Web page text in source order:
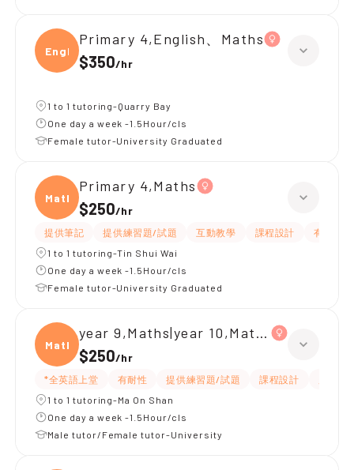
Engli
Primary 4,English、Maths
$350/hr
1 to 1 tutoring-Quarry Bay
One day a week -1.5Hour/cls
Female tutor-University Graduated
Maths
Primary 4,Maths
$250/hr
提供筆記 提供練習題/試題 互動教學 課程設計
有耐性
1 to 1 tutoring-Tin Shui Wai
One day a week -1.5Hour/cls
Female tutor-University Graduated
Maths
year 9,Maths|year 10,Maths
$250/hr
*全英語上堂 有耐性 提供練習題/試題 課程設計
1 to 1 tutoring-Ma On Shan
One day a week -1.5Hour/cls
Male tutor/Female tutor-University